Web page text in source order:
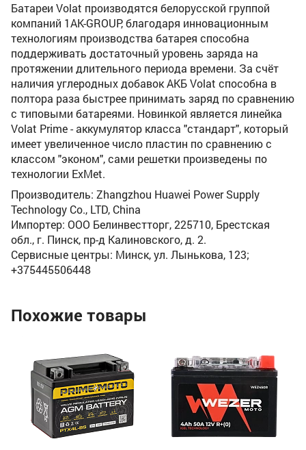
Батареи Volat производятся белорусской группой
компаний 1AK-GROUP, благодаря инновационным
технологиям производства батарея способна
поддерживать достаточный уровень заряда на
протяжении длительного периода времени. За счёт
наличия углеродных добавок АКБ Volat способна в
полтора раза быстрее принимать заряд по сравнению
с типовыми батареями. Новинкой является линейка
Volat Prime - аккумулятор класса "стандарт", который
имеет увеличенное число пластин по сравнению с
классом "эконом", сами решетки произведены по
технологии ExMet.
Производитель: Zhangzhou Huawei Power Supply
Technology Co., LTD, China
Импортер: ООО Белинвестторг, 225710, Брестская
обл., г. Пинск, пр-д Калиновского, д. 2.
Сервисные центры: Минск, ул. Лынькова, 123;
+375445506448
Похожие товары